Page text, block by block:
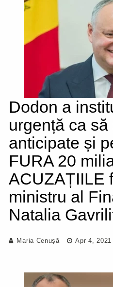
Dodon a
urgență ca
anticipate și
FURA 20
ACUZAȚIILE
ministru al
Natalia
Maria Cenușă Apr 4, 2021